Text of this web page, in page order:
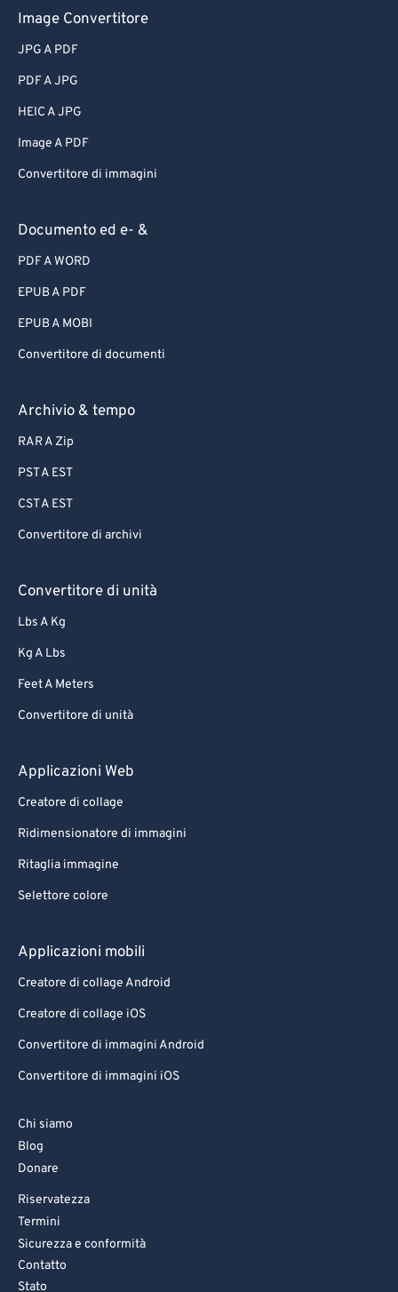
Image Convertitore
JPG A PDF
PDF A JPG
HEIC A JPG
Image A PDF
Convertitore di immagini
Documento ed e- &
PDF A WORD
EPUB A PDF
EPUB A MOBI
Convertitore di documenti
Archivio & tempo
RAR A Zip
PST A EST
CST A EST
Convertitore di archivi
Convertitore di unità
Lbs A Kg
Kg A Lbs
Feet A Meters
Convertitore di unità
Applicazioni Web
Creatore di collage
Ridimensionatore di immagini
Ritaglia immagine
Selettore colore
Applicazioni mobili
Creatore di collage Android
Creatore di collage iOS
Convertitore di immagini Android
Convertitore di immagini iOS
Chi siamo
Blog
Donare
Riservatezza
Termini
Sicurezza e conformità
Contatto
Stato